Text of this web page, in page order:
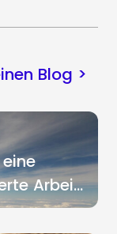
Blog >
Arbeit